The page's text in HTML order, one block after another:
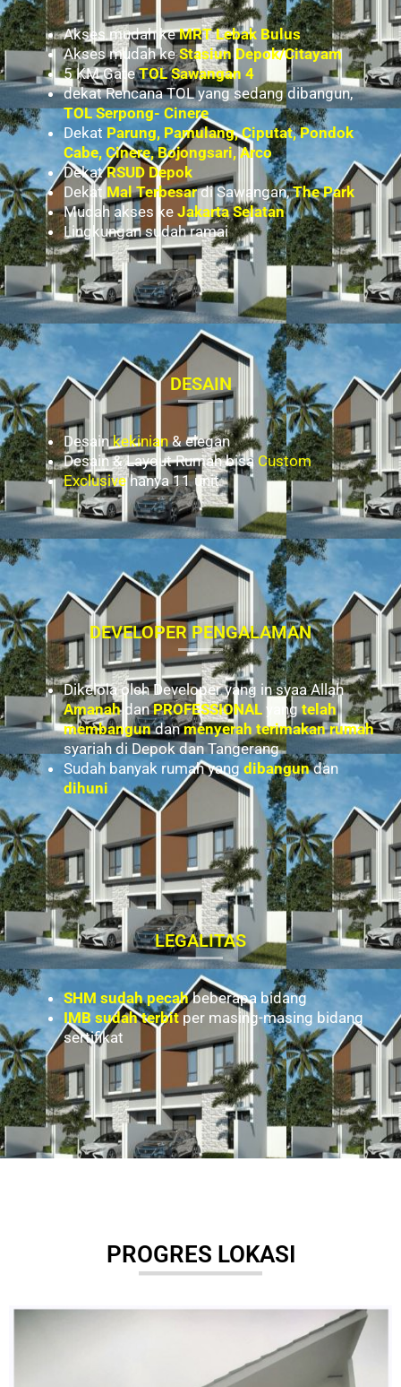
Akses mudah keMRT Lebak Bulus
Akses mudah keStasiun Depok/Citayam
5 KM GateTOL Sawangan 4
dekat Rencana TOL yang sedang dibangun,
TOL Serpong- Cinere
Dekat Parung, Pamulang, Ciputat, Pondok
Cabe, Cinere, Bojongsari, Arco
DekatRSUD Depok
Dekat Mal Terbesardi Sawangan,The Park
Mudah akses ke Jakarta Selatan
Lingkungan sudah ramai
DESAIN
Desainkekinian& elegan
Desain & Layout Rumah bisa Custom
Exclusivehanya 11 unit
DEVELOPER PENGALAMAN
Dikelola oleh Developer yang in syaa Allah
AmanahdanPROFESSIONAL yangtelah
membangundanmenyerah terimakan rumah
syariah di Depok dan Tangerang
Sudah banyak rumah yang dibangundan
dihuni
LEGALITAS
SHM sudah pecahbeberapa bidang
IMB sudah terbit per masing-masing bidang
sertifikat
PROGRES LOKASI